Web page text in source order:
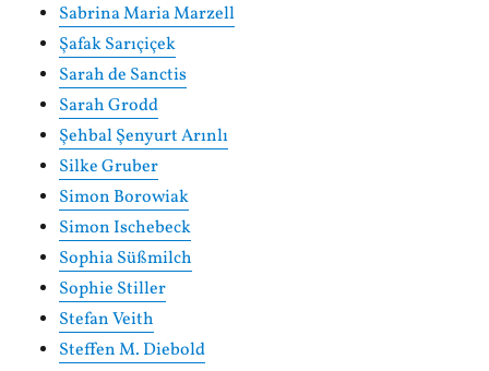
Sabrina Maria Marzell
Şafak Sarıçiçek
Sarah de Sanctis
Sarah Grodd
Şehbal Şenyurt Arınlı
Silke Gruber
Simon Borowiak
Simon Ischebeck
Sophia Süßmilch
Sophie Stiller
Stefan Veith
Steffen M. Diebold